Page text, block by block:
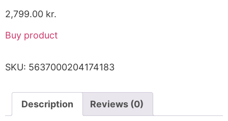
2,799.00 kr.
Buy product
SKU: 5637000204174183
Description Reviews (0)